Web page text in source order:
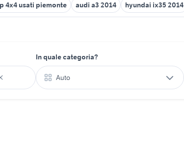
4x4 usati piemonte audi a3 2014 hyundai ix35 2014
In quale categoria?
Auto